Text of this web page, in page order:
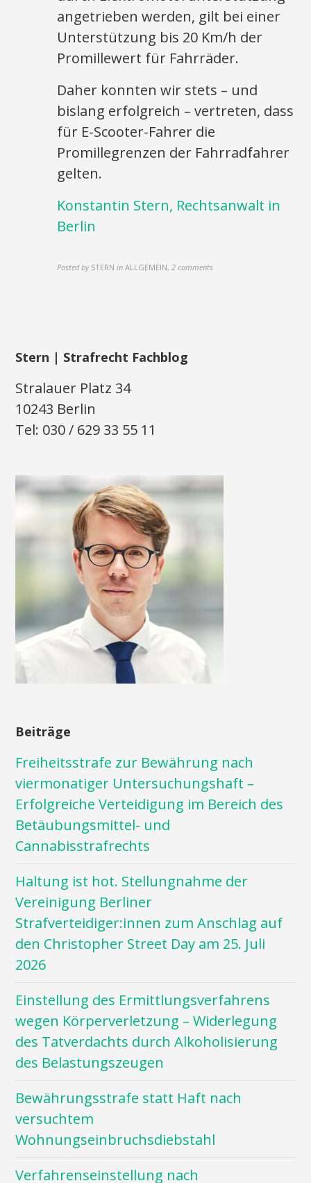
angetrieben werden, gilt bei einer
Unterstützung bis 20 Km/h der
Promillewert für Fahrräder.
Daher konnten wir stets – und
bislang erfolgreich – vertreten, dass
für E-Scooter-Fahrer die
Promillegrenzen der Fahrradfahrer
gelten.
Konstantin Stern, Rechtsanwalt in
Berlin
Posted by STERN in ALLGEMEIN,2 comments
Stern | Strafrecht Fachblog
Stralauer Platz 34
10243 Berlin
Tel: 030 / 629 33 55 11
Beiträge
Freiheitsstrafe zur Bewährung nach
viermonatiger Untersuchungshaft –
Erfolgreiche Verteidigung im Bereich des
Betäubungsmittel- und
Cannabisstrafrechts
Haltung ist hot. Stellungnahme der
Vereinigung Berliner
Strafverteidiger:innen zum Anschlag auf
den Christopher Street Day am 25. Juli
2026
Einstellung des Ermittlungsverfahrens
wegen Körperverletzung – Widerlegung
des Tatverdachts durch Alkoholisierung
des Belastungszeugen
Bewährungsstrafe statt Haft nach
versuchtem
Wohnungseinbruchsdiebstahl
Verfahrenseinstellung nach